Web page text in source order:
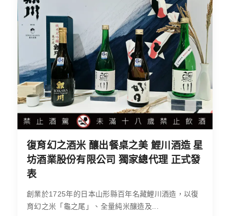
復育幻之酒米 釀出餐桌之美 鯉川酒造 星
坊酒業股份有限公司 獨家總代理 正式發
表
創業於1725年的日本山形縣百年名藏鯉川酒造，以復
育幻之米「龜之尾」、全量純米釀造及...